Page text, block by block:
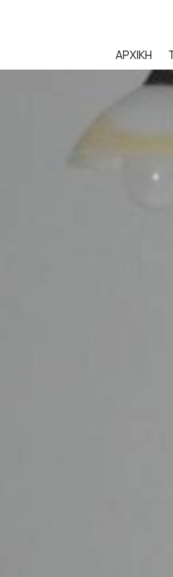
ΑΡΧΙΚΉ